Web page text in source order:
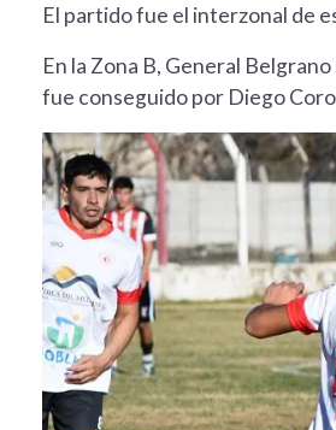
El partido fue el interzonal de
En la Zona B, General
fue conseguido por Diego